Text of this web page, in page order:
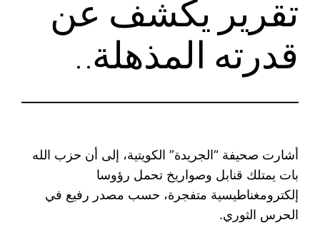
تقرير يكشف عن
قدرته المذهلة..
أشارت صحيفة “الجريدة” الكويتية، إلى أن حزب الله
بات يمتلك قنابل وصواريخ تحمل رؤوسا
إلكترومغناطيسية متفجرة، حسب مصدر رفيع في
الحرس الثوري.